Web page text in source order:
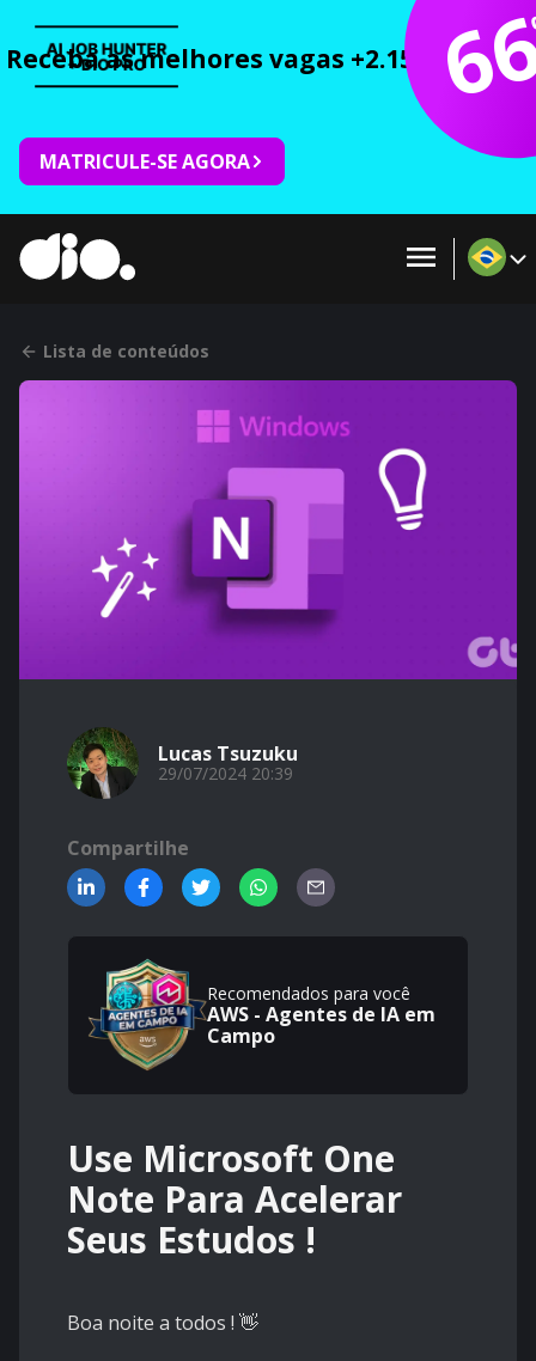
Receba as melhores vagas +2.150 cursos
MATRICULE-SE AGORA
Lista de conteúdos
Lucas Tsuzuku
29/07/2024 20:39
Compartilhe
Recomendados para você
AWS - Agentes de IA em
Campo
Use Microsoft One
Note Para Acelerar
Seus Estudos !
Boa noite a todos ! 👋